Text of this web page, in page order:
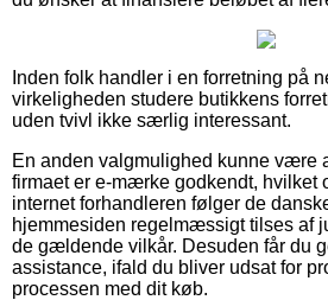
Inden folk handler i en forretning på
virkeligheden studere butikkens
uden tvivl ikke særlig interessant.
En anden valgmulighed kunne være
firmaet er e-mærke godkendt, hvilket
internet forhandleren følger de
hjemmesiden regelmæssigt tilses af
de gældende vilkår. Desuden får du
assistance, ifald du bliver udsat for
processen med dit køb.